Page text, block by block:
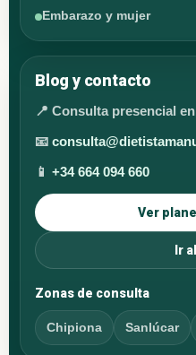
Embarazo y mujer
Blog y contacto
📍 Consulta presencial
📧
📱 +34 664 094 660
Ver
Ir
Zonas de consulta
Chipiona Sanlúcar